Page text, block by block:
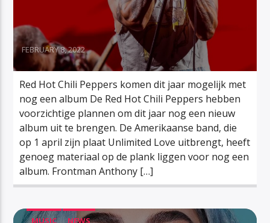
FEBRUARY 8, 2022
Red Hot Chili Peppers komen dit jaar mogelijk met
nog een album De Red Hot Chili Peppers hebben
voorzichtige plannen om dit jaar nog een nieuw
album uit te brengen. De Amerikaanse band, die
op 1 april zijn plaat Unlimited Love uitbrengt, heeft
genoeg materiaal op de plank liggen voor nog een
album. Frontman Anthony […]
MUSIC NEWS